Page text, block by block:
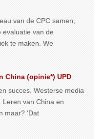
van de CPC samen,
evaluatie van de
te maken. We
China (opinie*) UPD
succes. Westerse media
Leren van China en
maar? ‘Dat